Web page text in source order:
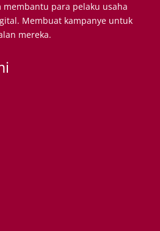
membantu para pelaku usaha
Membuat kampanye untuk
mereka.